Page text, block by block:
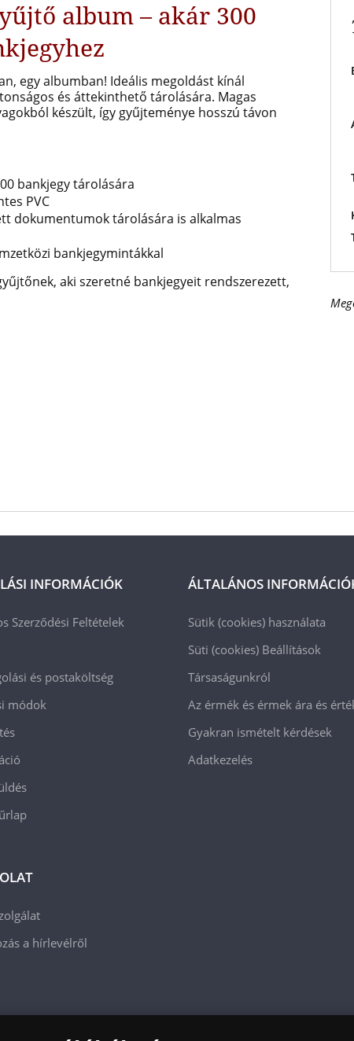
album – akár 300
egy albumban! Ideális megoldást kínál
és áttekinthető tárolására. Magas
készült, így gyűjteménye hosszú távon
bankjegy tárolására
PVC
dokumentumok tárolására is alkalmas
bankjegymintákkal
aki szeretné bankjegyeit rendszerezett,
INFORMÁCIÓK
Szerződési Feltételek
és postaköltség
módok
a hírlevélről
ÁLTALÁNOS
Sütik (cookies) használata
Süti (cookies) Beállítások
Társaságunkról
Az érmék és érmek ára és
Gyakran ismételt kérdések
Adatkezelés